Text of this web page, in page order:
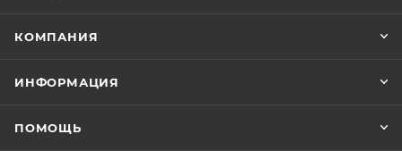
КОМПАНИЯ
ИНФОРМАЦИЯ
ПОМОЩЬ